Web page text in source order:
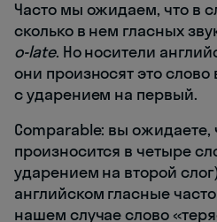
Часто мы ожидаем, что в
сколько в нем гласных
o-late. Но носители
они произносят это слово
с ударением на первый.
Comparable: вы ожидаете,
произносится в четыре
ударением на второй
английском гласные
нашем случае слово